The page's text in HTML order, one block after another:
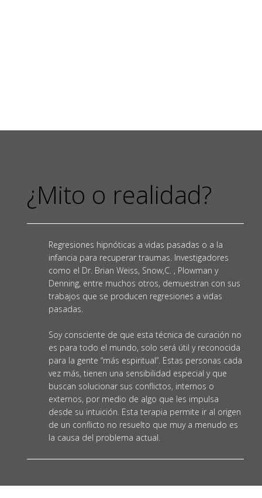
¿Mito o realidad?
Regresiones hipnóticas a vidas pasadas o a la
infancia para recuperar traumas. Investigadores
como el Dr. Brian Weiss, Snow,C. , Plowman y
Denning, entre muchos otros, demuestran con sus
trabajos que se producen regresiones a vidas
pasadas.
Soy consciente de que esta técnica de curación no
es para todo el mundo, solo será útil y reconocida
para la gente “más espiritual”. Estas personas cada
vez más, tienen una sensibilidad especial y que
buscan solucionar sus conflictos, internos o
externos, por medio de algo que les impulsa
desde su intuición. Esta terapia permite ir al origen
de un conflicto no resuelto que muy a menudo es
la causa del problema actual.